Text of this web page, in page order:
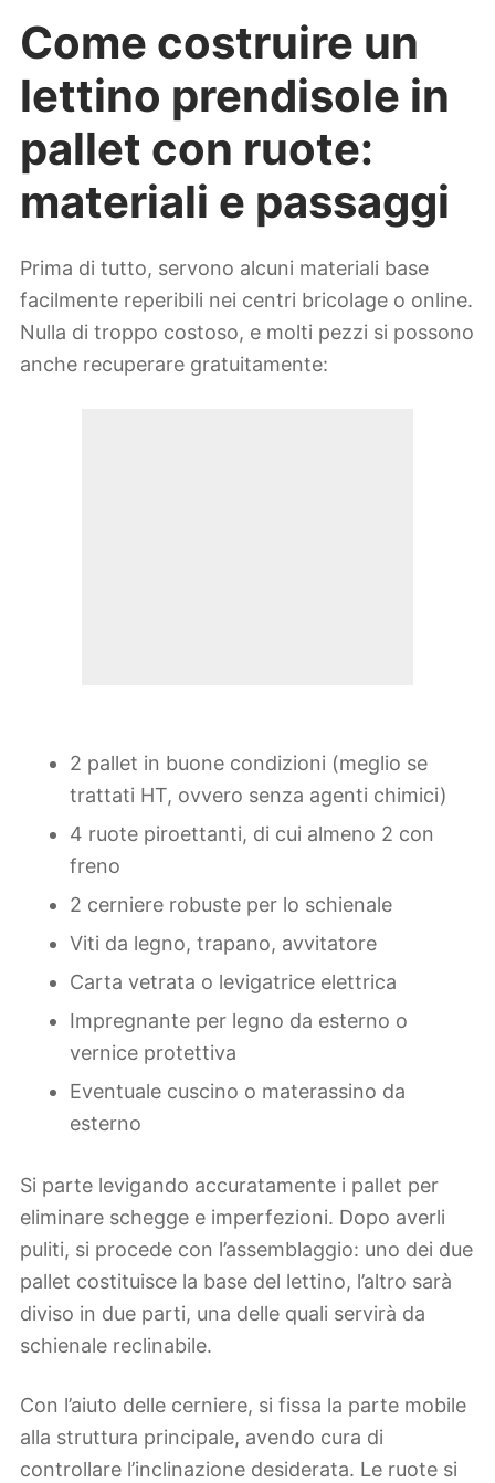
Come costruire un
lettino prendisole in
pallet con ruote:
materiali e passaggi
Prima di tutto, servono alcuni materiali base
facilmente reperibili nei centri bricolage o online.
Nulla di troppo costoso, e molti pezzi si possono
anche recuperare gratuitamente:
2 pallet in buone condizioni (meglio se
trattati HT, ovvero senza agenti chimici)
4 ruote piroettanti, di cui almeno 2 con
freno
2 cerniere robuste per lo schienale
Viti da legno, trapano, avvitatore
Carta vetrata o levigatrice elettrica
Impregnante per legno da esterno o
vernice protettiva
Eventuale cuscino o materassino da
esterno
Si parte levigando accuratamente i pallet per
eliminare schegge e imperfezioni. Dopo averli
puliti, si procede con l’assemblaggio: uno dei due
pallet costituisce la base del lettino, l’altro sarà
diviso in due parti, una delle quali servirà da
schienale reclinabile.
Con l’aiuto delle cerniere, si fissa la parte mobile
alla struttura principale, avendo cura di
controllare l’inclinazione desiderata. Le ruote si